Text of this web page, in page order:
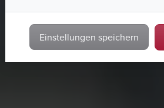
Einstellungen speichern